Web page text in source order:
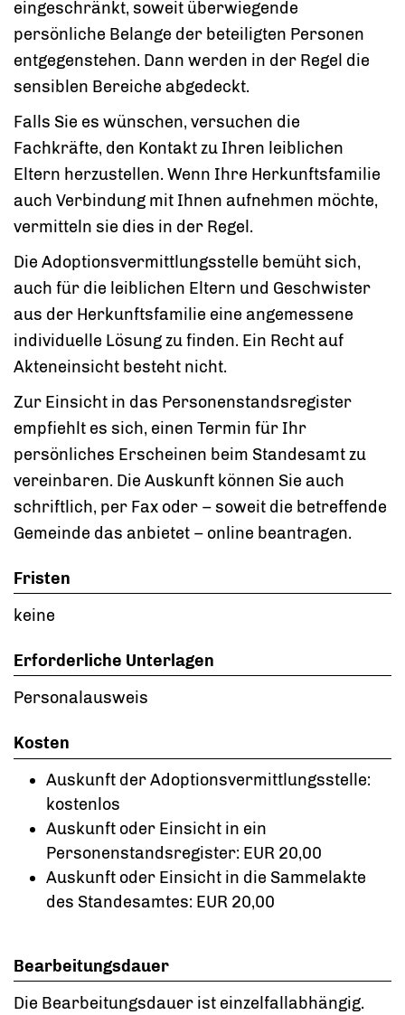
eingeschränkt, soweit überwiegende
persönliche Belange der beteiligten Personen
entgegenstehen. Dann werden in der Regel die
sensiblen Bereiche abgedeckt.
Falls Sie es wünschen, versuchen die
Fachkräfte, den Kontakt zu Ihren leiblichen
Eltern herzustellen. Wenn Ihre Herkunftsfamilie
auch Verbindung mit Ihnen aufnehmen möchte,
vermitteln sie dies in der Regel.
Die Adoptionsvermittlungsstelle bemüht sich,
auch für die leiblichen Eltern und Geschwister
aus der Herkunftsfamilie eine angemessene
individuelle Lösung zu finden. Ein Recht auf
Akteneinsicht besteht nicht.
Zur Einsicht in das Personenstandsregister
empfiehlt es sich, einen Termin für Ihr
persönliches Erscheinen beim Standesamt zu
vereinbaren. Die Auskunft können Sie auch
schriftlich, per Fax oder – soweit die betreffende
Gemeinde das anbietet – online beantragen.
Fristen
keine
Erforderliche Unterlagen
Personalausweis
Kosten
Auskunft der Adoptionsvermittlungsstelle:
kostenlos
Auskunft oder Einsicht in ein
Personenstandsregister: EUR 20,00
Auskunft oder Einsicht in die Sammelakte
des Standesamtes: EUR 20,00
Bearbeitungsdauer
Die Bearbeitungsdauer ist einzelfallabhängig.